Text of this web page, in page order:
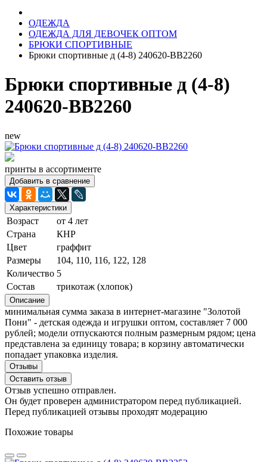
ОДЕЖДА
ОДЕЖДА ДЛЯ ДЕВОЧЕК ОПТОМ
БРЮКИ СПОРТИВНЫЕ
Брюки спортивные д (4-8) 240620-BB2260
Брюки спортивные д (4-8)
240620-BB2260
new
принты в ассортименте
Добавить в сравнение
Характеристики
Возраст
от 4 лет
Страна
КНР
Цвет
граффит
Размеры
104, 110, 116, 122, 128
Количество 5
Состав
трикотаж (хлопок)
Описание
минимальная сумма заказа в интернет-магазине "Золотой
Пони" - детская одежда и игрушки оптом, составляет 7 000
рублей; модели отпускаются полным размерным рядом; цена
представлена за единицу товара; в корзину автоматически
попадает упаковка изделия.
Отзывы
Оставить отзыв
Отзыв успешно отправлен.
Он будет проверен администратором перед публикацией.
Перед публикацией отзывы проходят модерацию
Похожие товары